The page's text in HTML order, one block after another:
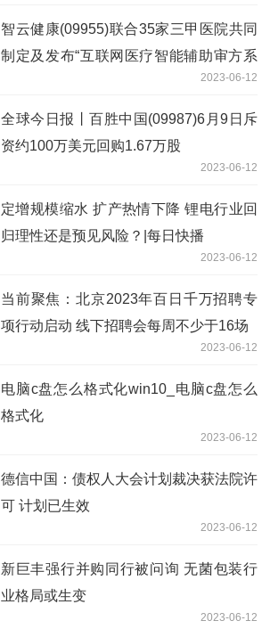
智云健康(09955)联合35家三甲医院共同
制定及发布“互联网医疗智能辅助审方系
统的构建与应用”专家共识 全球今亮点
2023-06-12
全球今日报丨百胜中国(09987)6月9日斥
资约100万美元回购1.67万股
2023-06-12
定增规模缩水 扩产热情下降 锂电行业回
归理性还是预见风险？|每日快播
2023-06-12
当前聚焦：北京2023年百日千万招聘专
项行动启动 线下招聘会每周不少于16场
2023-06-12
电脑c盘怎么格式化win10_电脑c盘怎么
格式化
2023-06-12
德信中国：债权人大会计划裁决获法院许
可 计划已生效
2023-06-12
新巨丰强行并购同行被问询 无菌包装行
业格局或生变
2023-06-12